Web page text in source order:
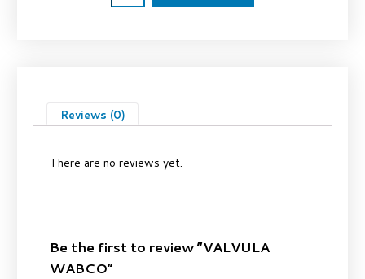
Reviews (0)
There are no reviews yet.
Be the first to review “VALVULA
WABCO”